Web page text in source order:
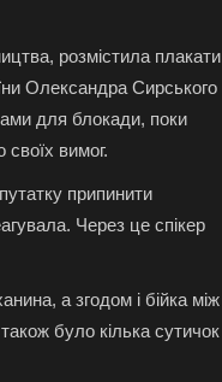
розмістила плакати
Олександра Сирського
для блокади, поки
вимог.
припинити
Через це спікер
а згодом і бійка між
було кілька сутичок